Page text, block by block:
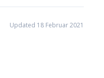
Updated 18 Februar 2021